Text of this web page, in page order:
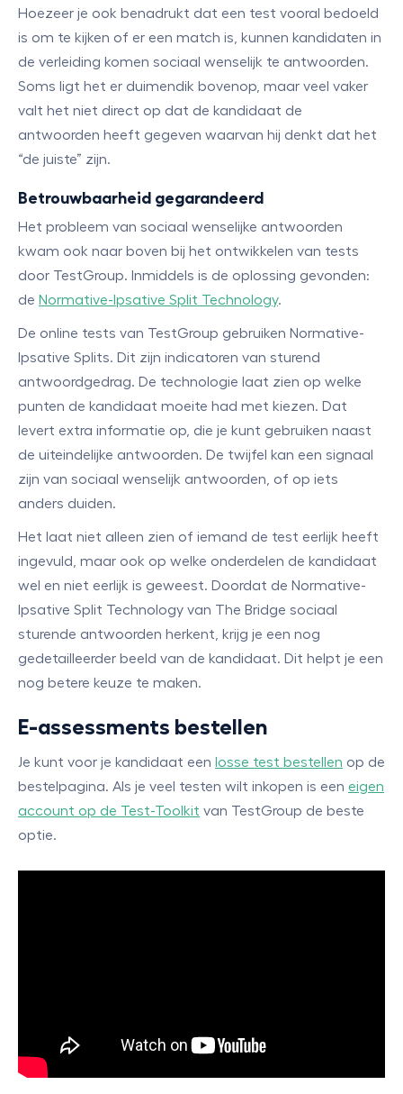
Hoezeer je ook benadrukt dat een test vooral bedoeld
is om te kijken of er een match is, kunnen kandidaten in
de verleiding komen sociaal wenselijk te antwoorden.
Soms ligt het er duimendik bovenop, maar veel vaker
valt het niet direct op dat de kandidaat de
antwoorden heeft gegeven waarvan hij denkt dat het
“de juiste” zijn.
Betrouwbaarheid gegarandeerd
Het probleem van sociaal wenselijke antwoorden
kwam ook naar boven bij het ontwikkelen van tests
door TestGroup. Inmiddels is de oplossing gevonden:
de Normative-Ipsative Split Technology.
De online tests van TestGroup gebruiken Normative-
Ipsative Splits. Dit zijn indicatoren van sturend
antwoordgedrag. De technologie laat zien op welke
punten de kandidaat moeite had met kiezen. Dat
levert extra informatie op, die je kunt gebruiken naast
de uiteindelijke antwoorden. De twijfel kan een signaal
zijn van sociaal wenselijk antwoorden, of op iets
anders duiden.
Het laat niet alleen zien of iemand de test eerlijk heeft
ingevuld, maar ook op welke onderdelen de kandidaat
wel en niet eerlijk is geweest. Doordat de Normative-
Ipsative Split Technology van The Bridge sociaal
sturende antwoorden herkent, krijg je een nog
gedetailleerder beeld van de kandidaat. Dit helpt je een
nog betere keuze te maken.
E-assessments bestellen
Je kunt voor je kandidaat een losse test bestellen op de
bestelpagina. Als je veel testen wilt inkopen is een eigen
account op de Test-Toolkit van TestGroup de beste
optie.